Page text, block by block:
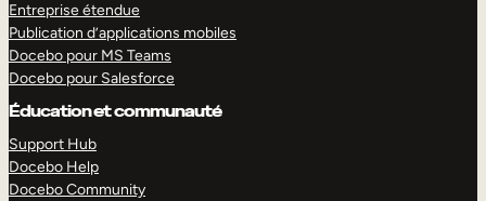
Entreprise étendue
Publication d’applications mobiles
Docebo pour MS Teams
Docebo pour Salesforce
Éducation et communauté
Support Hub
Docebo Help
Docebo Community